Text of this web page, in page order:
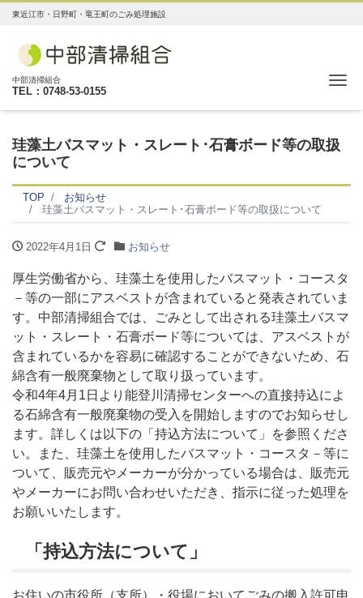
東近江市・日野町・竜王町のごみ処理施設
中部清掃組合
TEL：0748-53-0155
珪藻土バスマット・スレート･石膏ボード等の取扱
について
TOP
お知らせ
珪藻土バスマット・スレート･石膏ボード等の取扱について
2022年4月1日 お知らせ
厚生労働省から、珪藻土を使用したバスマット・コースタ
－等の一部にアスベストが含まれていると発表されていま
す。中部清掃組合では、ごみとして出される珪藻土バスマ
ット・スレート・石膏ボード等については、アスベストが
含まれているかを容易に確認することができないため、石
綿含有一般廃棄物として取り扱っています。
令和4年4月1日より能登川清掃センターへの直接持込によ
る石綿含有一般廃棄物の受入を開始しますのでお知らせし
ます。詳しくは以下の「持込方法について」を参照くださ
い。また、珪藻土を使用したバスマット・コースタ－等に
ついて、販売元やメーカーが分かっている場合は、販売元
やメーカーにお問い合わせいただき、指示に従った処理を
お願いいたします。
「持込方法について」
お住いの市役所（支所）・役場においてごみの搬入許可申